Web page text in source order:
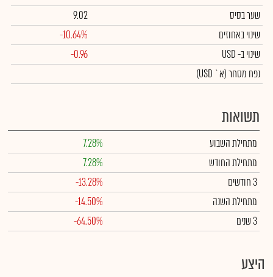
שער בסיס
9.02
שינוי באחוזים
-10.64%
שינויב- USD
-0.96
נפח מסחר(א` USD)
תשואות
מתחילת השבוע
7.28%
מתחילת החודש
7.28%
3 חודשים
-13.28%
מתחילת השנה
-14.50%
3 שנים
-64.50%
היצע